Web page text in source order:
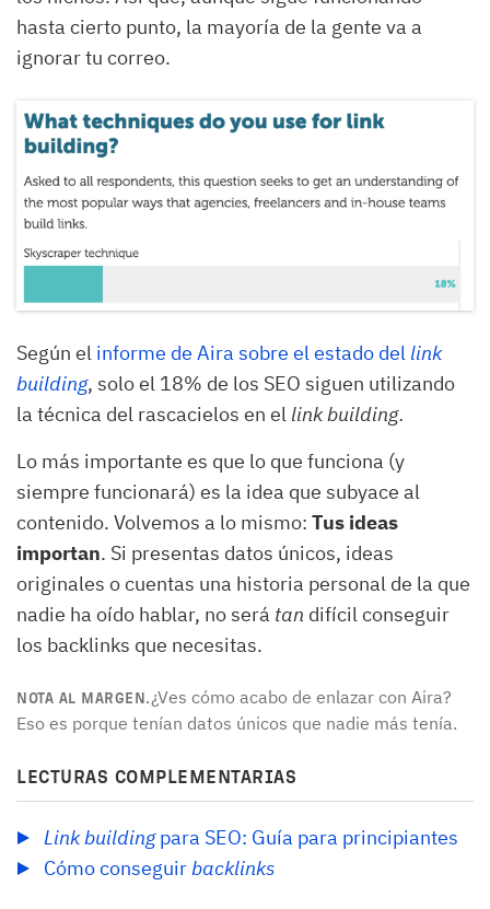
hasta cierto punto, la mayoría de la gente va a
ignorar tu correo.
Según el informe de Aira sobre el estado del link
building, solo el 18% de los SEO siguen utilizando
la técnica del rascacielos en el link building.
Lo más importante es que lo que funciona (y
siempre funcionará) es la idea que subyace al
contenido. Volvemos a lo mismo: Tus ideas
importan. Si presentas datos únicos, ideas
originales o cuentas una historia personal de la que
nadie ha oído hablar, no será tan difícil conseguir
los backlinks que necesitas.
NOTA AL MARGEN. ¿Ves cómo acabo de enlazar con Aira?
Eso es porque tenían datos únicos que nadie más tenía.
LECTURAS COMPLEMENTARIAS
Link building para SEO: Guía para principiantes
Cómo conseguir backlinks